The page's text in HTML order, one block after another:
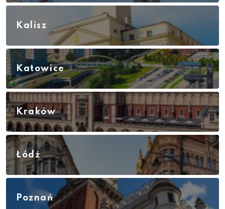
Kalisz
Katowice
Kraków
Łódź
Poznań